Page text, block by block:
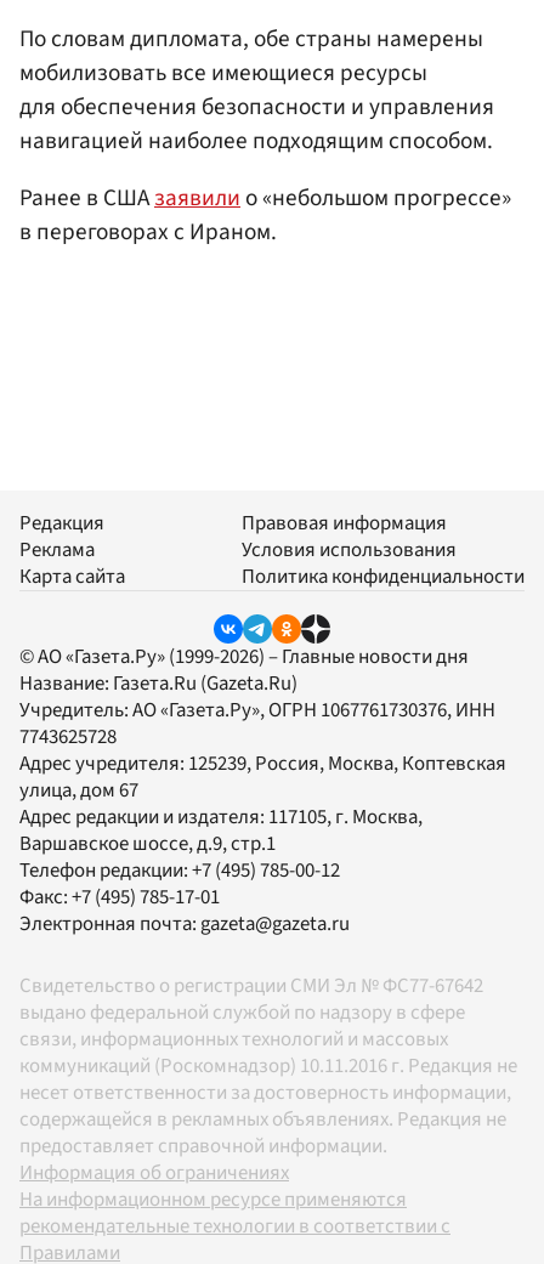
По словам дипломата, обе страны намерены
мобилизовать все имеющиеся ресурсы
для обеспечения безопасности и управления
навигацией наиболее подходящим способом.
Ранее в СШАзаявилио «небольшом прогрессе»
в переговорах с Ираном.
Редакция
Реклама
Карта сайта
Правовая информация
Условия использования
Политика конфиденциальности
© АО «Газета.Ру» (1999-2026) – Главные новости дня
Название: Газета.Ru (Gazeta.Ru)
Учредитель:АО «Газета.Ру», ОГРН 1067761730376, ИНН
7743625728
Адрес учредителя: 125239, Россия, Москва, Коптевская
улица, дом 67
Адрес редакции и издателя: 117105, г. Москва,
Варшавское шоссе, д.9, стр.1
Телефон редакции:+7 (495) 785-00-12
Факс:+7 (495) 785-17-01
Электронная почта: gazeta@gazeta.ru
Свидетельство о регистрации СМИ Эл № ФС77-67642
выдано федеральной службой по надзору в сфере
связи, информационных технологий и массовых
коммуникаций (Роскомнадзор) 10.11.2016 г. Редакция не
несет ответственности за достоверность информации,
содержащейся в рекламных объявлениях. Редакция не
предоставляет справочной информации.
Информация об ограничениях
На информационном ресурсе применяются
рекомендательные технологии в соответствии с
Правилами